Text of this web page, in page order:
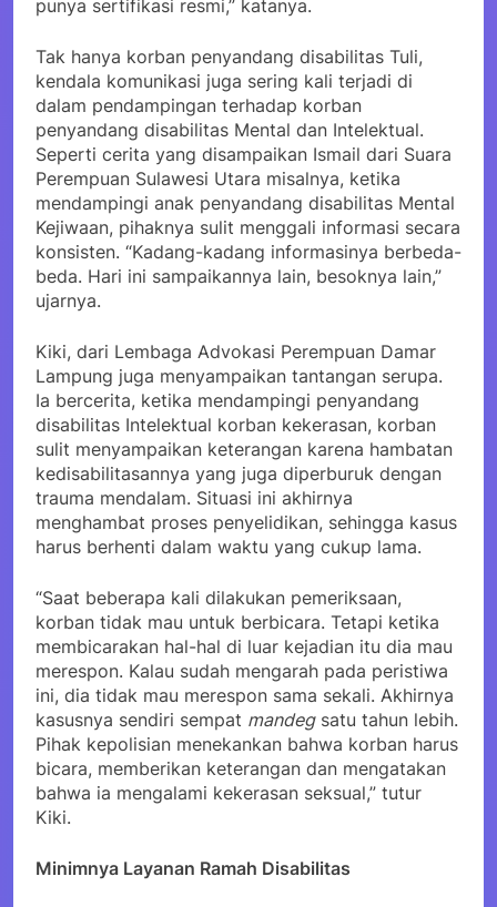
punya sertifikasi resmi,” katanya.
Tak hanya korban penyandang disabilitas Tuli,
kendala komunikasi juga sering kali terjadi di
dalam pendampingan terhadap korban
penyandang disabilitas Mental dan Intelektual.
Seperti cerita yang disampaikan Ismail dari Suara
Perempuan Sulawesi Utara misalnya, ketika
mendampingi anak penyandang disabilitas Mental
Kejiwaan, pihaknya sulit menggali informasi secara
konsisten. “Kadang-kadang informasinya berbeda-
beda. Hari ini sampaikannya lain, besoknya lain,”
ujarnya.
Kiki, dari Lembaga Advokasi Perempuan Damar
Lampung juga menyampaikan tantangan serupa.
Ia bercerita, ketika mendampingi penyandang
disabilitas Intelektual korban kekerasan, korban
sulit menyampaikan keterangan karena hambatan
kedisabilitasannya yang juga diperburuk dengan
trauma mendalam. Situasi ini akhirnya
menghambat proses penyelidikan, sehingga kasus
harus berhenti dalam waktu yang cukup lama.
“Saat beberapa kali dilakukan pemeriksaan,
korban tidak mau untuk berbicara. Tetapi ketika
membicarakan hal-hal di luar kejadian itu dia mau
merespon. Kalau sudah mengarah pada peristiwa
ini, dia tidak mau merespon sama sekali. Akhirnya
kasusnya sendiri sempat mandegsatu tahun lebih.
Pihak kepolisian menekankan bahwa korban harus
bicara, memberikan keterangan dan mengatakan
bahwa ia mengalami kekerasan seksual,” tutur
Kiki.
Minimnya Layanan Ramah Disabilitas